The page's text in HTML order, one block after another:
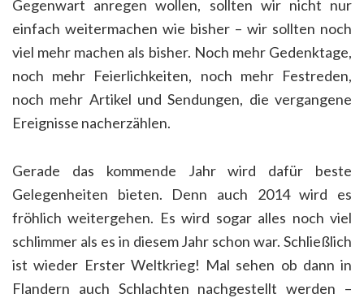
Gegenwart anregen wollen, sollten wir nicht nur
einfach weitermachen wie bisher – wir sollten noch
viel mehr machen als bisher. Noch mehr Gedenktage,
noch mehr Feierlichkeiten, noch mehr Festreden,
noch mehr Artikel und Sendungen, die vergangene
Ereignisse nacherzählen.
Gerade das kommende Jahr wird dafür beste
Gelegenheiten bieten. Denn auch 2014 wird es
fröhlich weitergehen. Es wird sogar alles noch viel
schlimmer als es in diesem Jahr schon war. Schließlich
ist wieder Erster Weltkrieg! Mal sehen ob dann in
Flandern auch Schlachten nachgestellt werden –